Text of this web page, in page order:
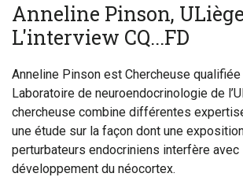
Anneline Pinson,
L'interview CQ...FD
Anneline Pinson est Chercheuse qualifiée
Laboratoire de neuroendocrinologie de
chercheuse combine différentes
une étude sur la façon dont une
perturbateurs endocriniens interfère avec
développement du néocortex.